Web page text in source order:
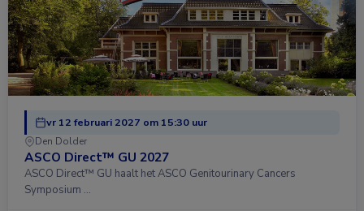
vr 12 februari 2027 om 15:30 uur
Den Dolder
ASCO Direct™ GU 2027
ASCO Direct™ GU haalt het ASCO Genitourinary Cancers
Symposium …